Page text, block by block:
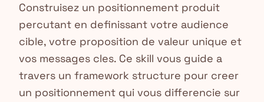
Construisez un positionnement produit
percutant en definissant votre audience
cible, votre proposition de valeur unique et
vos messages cles. Ce skill vous guide a
travers un framework structure pour creer
un positionnement qui vous differencie sur